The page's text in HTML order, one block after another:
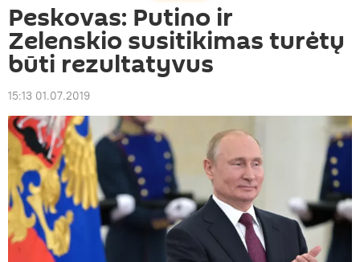
Peskovas: Putino ir
Zelenskio susitikimas turėtų
būti rezultatyvus
15:13 01.07.2019